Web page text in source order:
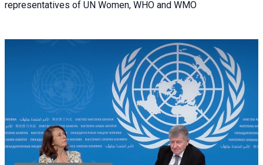
representatives of UN Women, WHO and WMO